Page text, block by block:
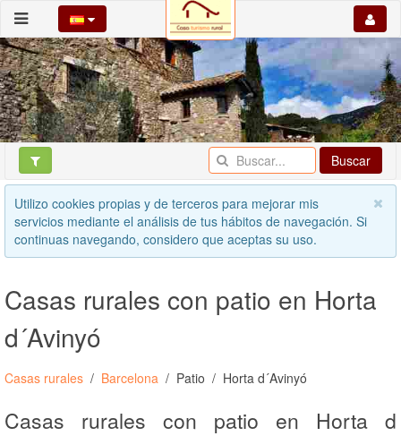
Buscar
Utilizo cookies propias y de terceros para mejorar mis
servicios mediante el análisis de tus hábitos de navegación. Si
continuas navegando, considero que aceptas su uso.
Casas rurales con patio en Horta
d´Avinyó
Casas rurales Barcelona Patio Horta d´Avinyó
Casas rurales con patio en Horta d